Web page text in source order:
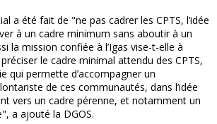
a été fait de "ne pas cadrer les CPTS, l’idée
à un cadre minimum sans aboutir à un
la mission confiée à l’Igas vise-t-elle à
le cadre minimal attendu des CPTS,
qui permette d’accompagner un
de ces communautés, dans l’idée
vers un cadre pérenne, et notamment un
a ajouté la DGOS.